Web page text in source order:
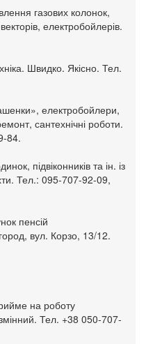
газових колонок,
електробойлерів.
Швидко. Якісно. Тел.
електробойлери,
сантехнічні роботи.
84.
підвіконників та ін. із
Тел.: 095-707-92-09,
пенсій
вул. Корзо, 13/12.
на роботу
Тел. +38 050-707-